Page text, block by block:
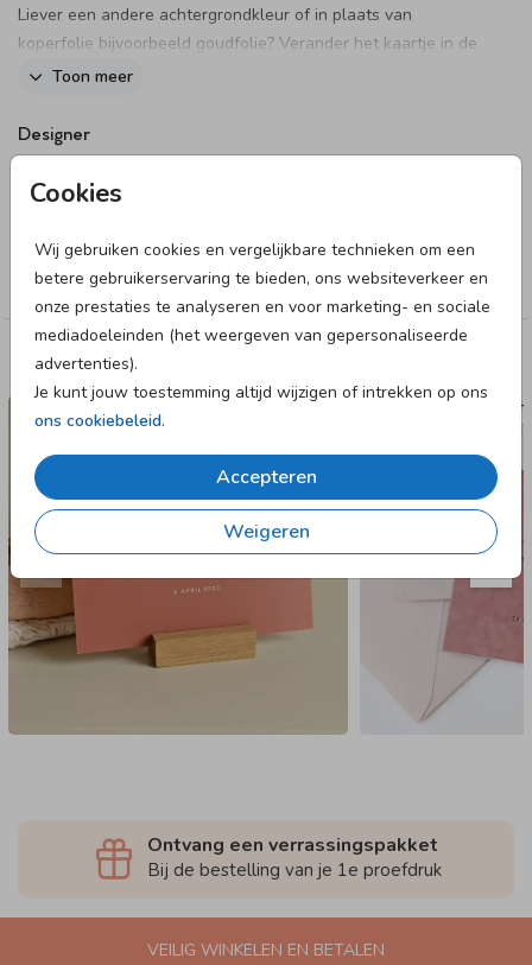
Cookies
Wij gebruiken cookies en vergelijkbare technieken om een
betere gebruikerservaring te bieden, ons websiteverkeer en
onze prestaties te analyseren en voor marketing- en sociale
mediadoeleinden (het weergeven van gepersonaliseerde
advertenties).
Je kunt jouw toestemming altijd wijzigen of intrekken op ons
ons cookiebeleid.
Accepteren
Weigeren
Liever een andere achtergrondkleur of in plaats van
koperfolie bijvoorbeeld goudfolie? Verander het kaartje in de
online editor en maak een uniek geboortekaartje!
Toon meer
Designer
June & Berry
Collectie
Meisje
Deze designs vind je misschien ook leuk
Ontvang een verrassingspakket
Bij de bestelling van je 1e proefdruk
VEILIG WINKELEN EN BETALEN